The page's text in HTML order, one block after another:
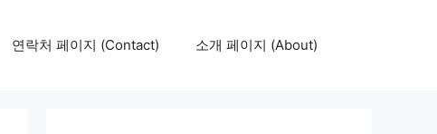
연락처 페이지 (Contact) 소개 페이지 (About)